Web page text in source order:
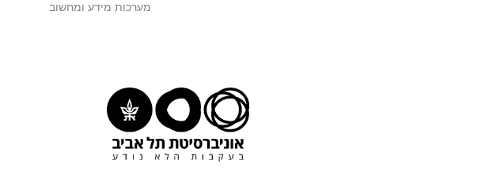
מערכות מידע ומחשוב